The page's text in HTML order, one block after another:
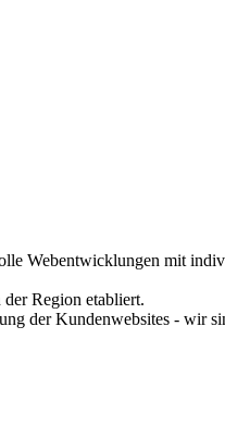
Webentwicklungen mit
Region etabliert.
der Kundenwebsites - wir